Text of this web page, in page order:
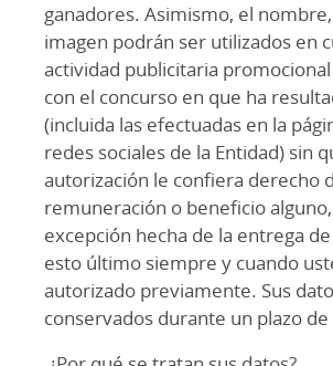
ganadores. Asimismo, el
imagen podrán ser utilizados en
actividad publicitaria
con el concurso en que ha
(incluida las efectuadas en la
redes sociales de la Entidad) sin
autorización le confiera derecho
remuneración o beneficio
excepción hecha de la entrega
esto último siempre y cuando
autorizado previamente. Sus
conservados durante un plazo de